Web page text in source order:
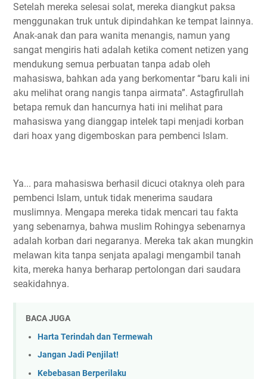
Setelah mereka selesai solat, mereka diangkut paksa
menggunakan truk untuk dipindahkan ke tempat lainnya.
Anak-anak dan para wanita menangis, namun yang
sangat mengiris hati adalah ketika coment netizen yang
mendukung semua perbuatan tanpa adab oleh
mahasiswa, bahkan ada yang berkomentar “baru kali ini
aku melihat orang nangis tanpa airmata”. Astagfirullah
betapa remuk dan hancurnya hati ini melihat para
mahasiswa yang dianggap intelek tapi menjadi korban
dari hoax yang digemboskan para pembenci Islam.
Ya... para mahasiswa berhasil dicuci otaknya oleh para
pembenci Islam, untuk tidak menerima saudara
muslimnya. Mengapa mereka tidak mencari tau fakta
yang sebenarnya, bahwa muslim Rohingya sebenarnya
adalah korban dari negaranya. Mereka tak akan mungkin
melawan kita tanpa senjata apalagi mengambil tanah
kita, mereka hanya berharap pertolongan dari saudara
seakidahnya.
BACA JUGA
Harta Terindah dan Termewah
Jangan Jadi Penjilat!
Kebebasan Berperilaku